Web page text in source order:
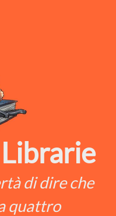
di dire che
quattro